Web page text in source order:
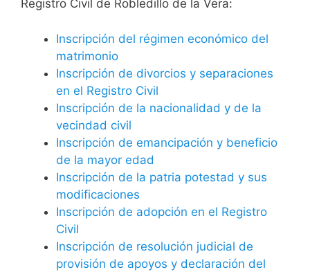
Registro Civil de Robledillo de la Vera:
Inscripción del régimen económico del
matrimonio
Inscripción de divorcios y separaciones
en el Registro Civil
Inscripción de la nacionalidad y de la
vecindad civil
Inscripción de emancipación y beneficio
de la mayor edad
Inscripción de la patria potestad y sus
modificaciones
Inscripción de adopción en el Registro
Civil
Inscripción de resolución judicial de
provisión de apoyos y declaración del